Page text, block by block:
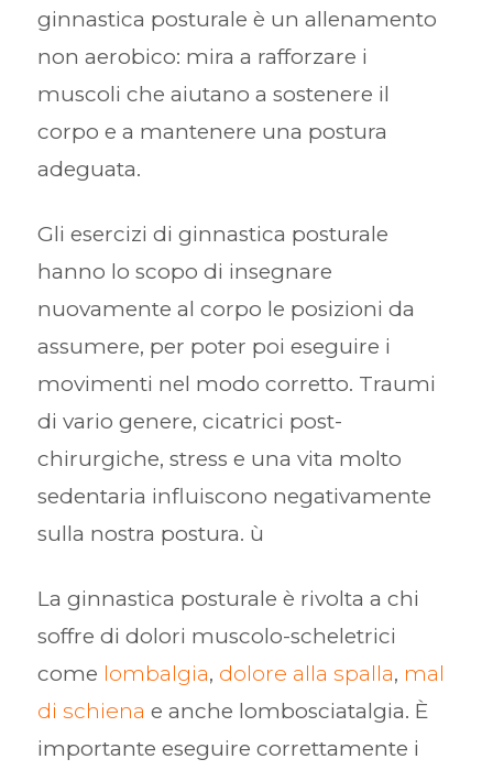
ginnastica posturale è un allenamento
non aerobico: mira a rafforzare i
muscoli che aiutano a sostenere il
corpo e a mantenere una postura
adeguata.
Gli esercizi di ginnastica posturale
hanno lo scopo di insegnare
nuovamente al corpo le posizioni da
assumere, per poter poi eseguire i
movimenti nel modo corretto. Traumi
di vario genere, cicatrici post-
chirurgiche, stress e una vita molto
sedentaria influiscono negativamente
sulla nostra postura. ù
La ginnastica posturale è rivolta a chi
soffre di dolori muscolo-scheletrici
come lombalgia, dolore alla spalla, mal
di schiena e anche lombosciatalgia. È
importante eseguire correttamente i